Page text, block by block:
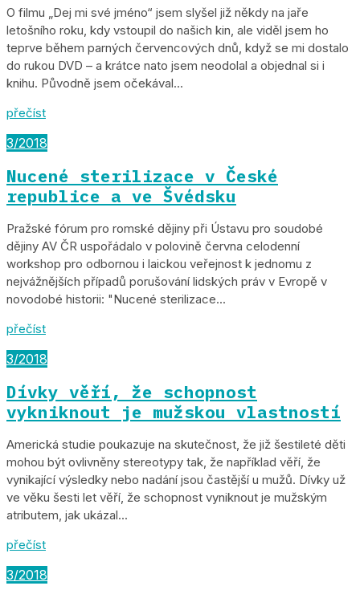
O filmu „Dej mi své jméno“ jsem slyšel již někdy na jaře
letošního roku, kdy vstoupil do našich kin, ale viděl jsem ho
teprve během parných červencových dnů, když se mi dostalo
do rukou DVD – a krátce nato jsem neodolal a objednal si i
knihu. Původně jsem očekával...
přečíst
3/2018
Nucené sterilizace v České
republice a ve Švédsku
Pražské fórum pro romské dějiny při Ústavu pro soudobé
dějiny AV ČR uspořádalo v polovině června celodenní
workshop pro odbornou i laickou veřejnost k jednomu z
nejvážnějších případů porušování lidských práv v Evropě v
novodobé historii: "Nucené sterilizace...
přečíst
3/2018
Dívky věří, že schopnost
vykniknout je mužskou vlastností
Americká studie poukazuje na skutečnost, že již šestileté děti
mohou být ovlivněny stereotypy tak, že například věří, že
vynikající výsledky nebo nadání jsou častější u mužů. Dívky už
ve věku šesti let věří, že schopnost vyniknout je mužským
atributem, jak ukázal...
přečíst
3/2018